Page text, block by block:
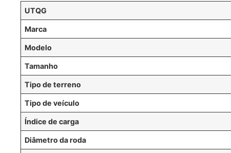
UTQG
Marca
Modelo
Tamanho
Tipo de terreno
Tipo de veículo
Índice de carga
Diâmetro da roda